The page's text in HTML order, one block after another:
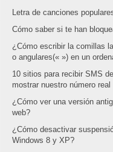
Letra de canciones
Cómo saber si te han
¿Cómo escribir la comillas
o angulares(« ») en un
10 sitios para recibir SMS
mostrar nuestro número real
¿Cómo ver una versión
web?
¿Cómo desactivar
Windows 8 y XP?